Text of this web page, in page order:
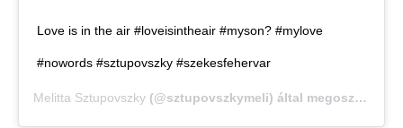
Love is in the air #loveisintheair #myson? #mylove
#nowords #sztupovszky #szekesfehervar
Melitta Sztupovszky (@sztupovszkymeli) által megosztott bejegyzés,